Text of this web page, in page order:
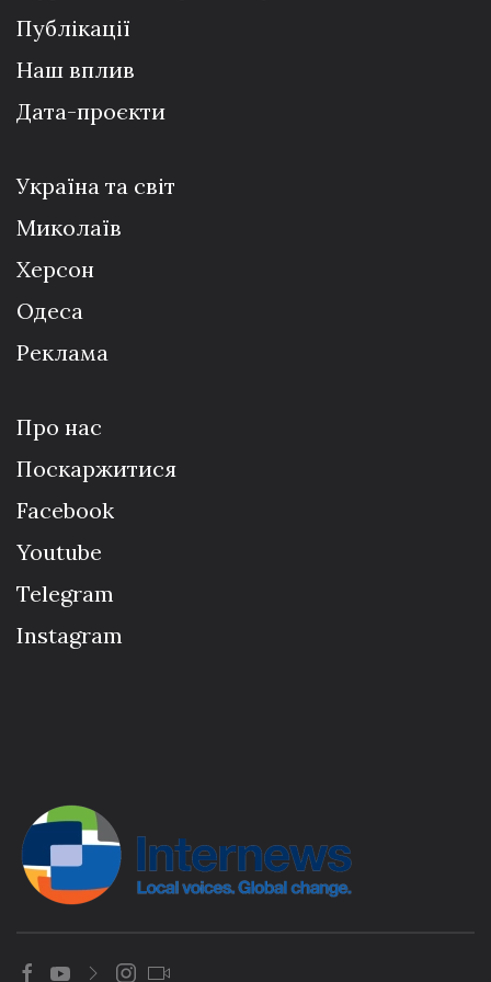
Публікації
Наш вплив
Дата-проєкти
Україна та світ
Миколаїв
Херсон
Одеса
Реклама
Про нас
Поскаржитися
Facebook
Youtube
Telegram
Instagram